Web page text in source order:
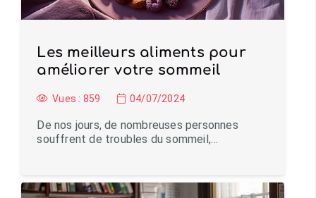
Les meilleurs aliments pour
améliorer votre sommeil
Vues : 859 04/07/2024
De nos jours, de nombreuses personnes
souffrent de troubles du sommeil,…